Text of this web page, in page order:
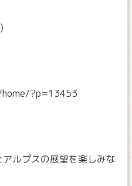
?p=13453
ルプスの展望を楽しみな